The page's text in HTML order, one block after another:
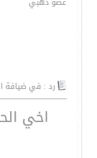
رد : في ضيافة
اخي